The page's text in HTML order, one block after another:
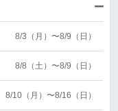
8/3（月）〜8/9（日）
8/8（土）〜8/9（日）
8/10（月）〜8/16（日）